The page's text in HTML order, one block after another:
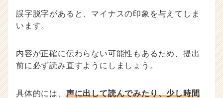
誤字脱字があると、マイナスの印象を与えてしま
います。
内容が正確に伝わらない可能性もあるため、提出
前に必ず読み直すようにしましょう。
具体的には、 声に出して読んでみたり、少し時間